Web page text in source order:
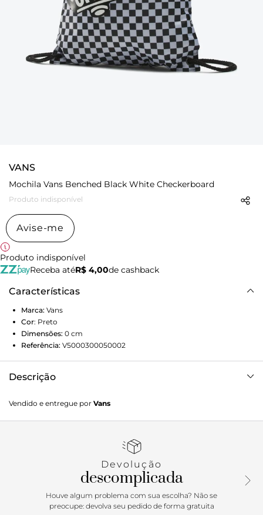
VANS
Mochila Vans Benched Black White Checkerboard
Produto indisponível
Avise-me
Produto indisponível
Receba atéR$ 4,00de cashback
Características
Marca: Vans
Cor: Preto
Dimensões: 0 cm
Referência: V5000300050002
Descrição
mochila leve fechada com cordão que mantém as coisas
simples. Com alças em corda sintética, também tem nosso
checkerboard. • Dimensões (AxL) - 43 x 32 x cm •
adquira já seu novo produto Off The Wall
Vendido e entregue por Vans
Devolução
descomplicada
Houve algum problema com sua escolha? Não se
preocupe: devolva seu pedido de forma gratuita